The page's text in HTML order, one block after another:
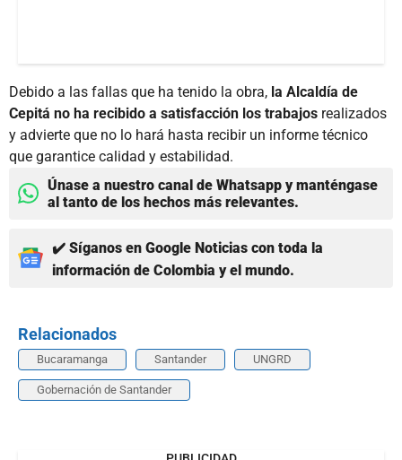
Debido a las fallas que ha tenido la obra, la Alcaldía de
Cepitá no ha recibido a satisfacción los trabajos realizados
y advierte que no lo hará hasta recibir un informe técnico
que garantice calidad y estabilidad.
Únase a nuestro canal de Whatsapp y manténgase
al tanto de los hechos más relevantes.
✔️ Síganos en Google Noticias con toda la
información de Colombia y el mundo.
Relacionados
Bucaramanga Santander UNGRD
Gobernación de Santander